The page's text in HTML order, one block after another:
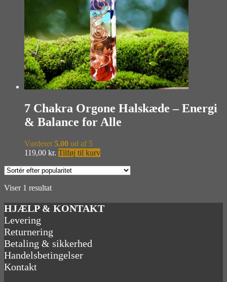
7 Chakra Orgone Halskæde – Energi
& Balance for Alle
Vurderet 5.00 ud af 5
119,00 kr. Tilføj til kurv
Viser 1 resultat
HJÆLP & KONTAKT
Levering
Returnering
Betaling & sikkerhed
Handelsbetingelser
Kontakt